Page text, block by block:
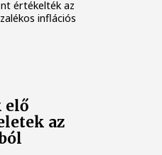
értékelték az
inflációs
elő
az